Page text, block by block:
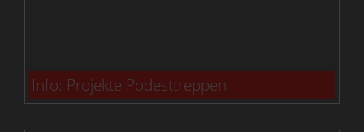
Info: Projekte Podesttreppen